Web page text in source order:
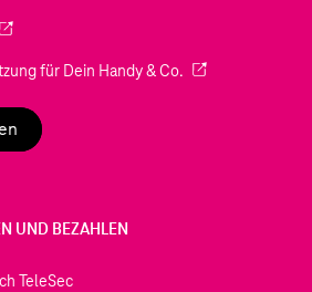
in einem neuen Tab geöffnet)
für Dein Handy & Co. (Wird in einem
UND BEZAHLEN
TeleSec